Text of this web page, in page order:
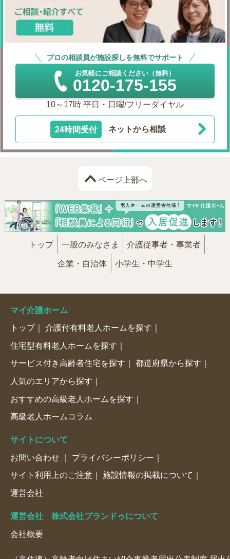
プロの相談員が施設探しを無料でサポート
お気軽にご相談ください（無料）
0120-175-155
10～17時 平日・日曜/フリーダイヤル
24時間受付 ネットから相談
ページ上部へ
トップ 一般のみなさま 介護従事者・事業者
企業・自治体 小学生・中学生
マイ介護ホーム
トップ 介護付有料老人ホームを探す
住宅型有料老人ホームを探す
サービス付き高齢者住宅を探す 都道府県から探す
人気のエリアから探す
おすすめの高級老人ホームを探す
高級老人ホームコラム
サイトについて
お問い合わせ プライバシーポリシー
サイト利用上のご注意 施設情報の掲載について
運営会社
運営会社 株式会社プランドゥについて
会社概要